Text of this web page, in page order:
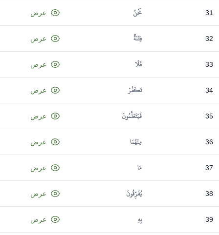
31 نَحْنُ عرض
32 فِتْنَةٌ عرض
33 فَلَا عرض
34 تَكْفُرْ عرض
35 فَيَتَعَلَّمُونَ عرض
36 مِنْهُمَا عرض
37 مَا عرض
38 يُفَرِّقُونَ عرض
39 بِهِ عرض